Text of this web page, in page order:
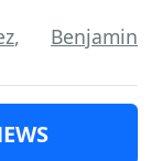
, Benjamin